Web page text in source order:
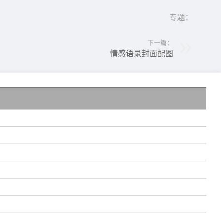
专题：
下一篇：
情感语录封面配图